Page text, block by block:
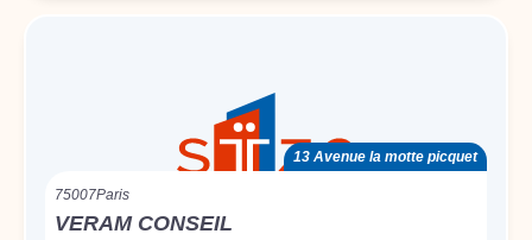
13 Avenue la motte picquet
75007Paris
VERAM CONSEIL